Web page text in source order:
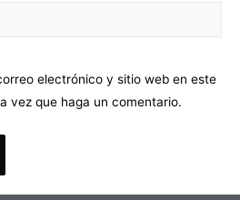
electrónico y sitio web en este
vez que haga un comentario.